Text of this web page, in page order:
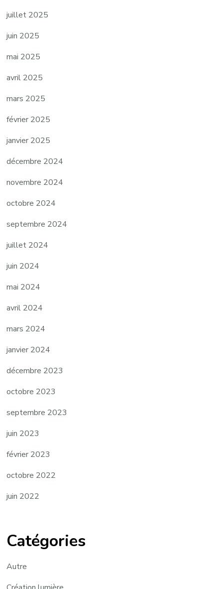
juillet 2025
juin 2025
mai 2025
avril 2025
mars 2025
février 2025
janvier 2025
décembre 2024
novembre 2024
octobre 2024
septembre 2024
juillet 2024
juin 2024
mai 2024
avril 2024
mars 2024
janvier 2024
décembre 2023
octobre 2023
septembre 2023
juin 2023
février 2023
octobre 2022
juin 2022
Catégories
Autre